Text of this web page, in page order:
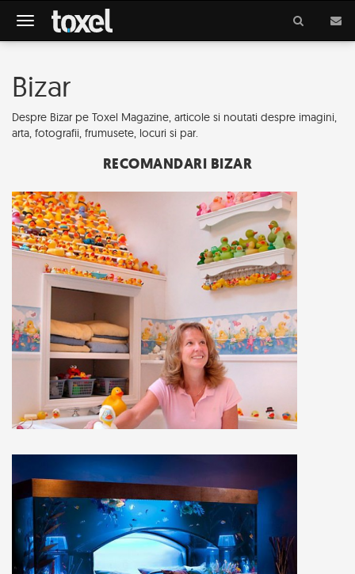
Meniu
Bizar
Despre Bizar pe Toxel Magazine, articole si noutati despre imagini,
arta, fotografii, frumusete, locuri si par.
RECOMANDARI BIZAR